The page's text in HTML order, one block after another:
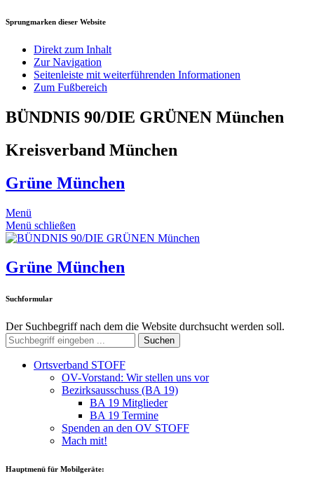
Sprungmarken dieser Website
Direkt zum Inhalt
Zur Navigation
Seitenleiste mit weiterführenden Informationen
Zum Fußbereich
BÜNDNIS 90/DIE GRÜNEN München
Kreisverband München
Grüne München
Menü
Menü schließen
Grüne München
Suchformular
Der Suchbegriff nach dem die Website durchsucht werden soll.
Suchen
Ortsverband STOFF
OV-Vorstand: Wir stellen uns vor
Bezirksausschuss (BA 19)
BA 19 Mitglieder
BA 19 Termine
Spenden an den OV STOFF
Mach mit!
Hauptmenü für Mobilgeräte: